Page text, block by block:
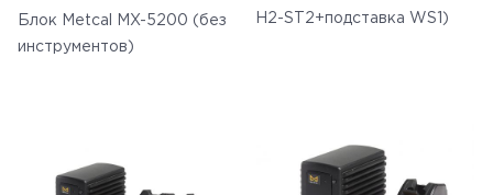
Блок Metcal MX-5200 (без
инструментов)
H2-ST2+подставка WS1)